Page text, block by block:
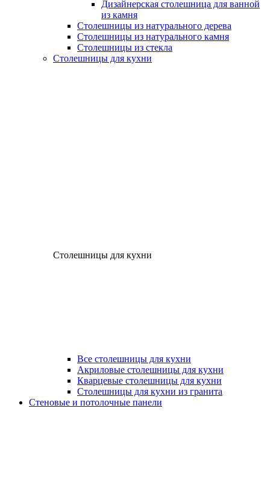
Дизайнерская столешница для ванной
из камня
Столешницы из натурального дерева
Столешницы из натурального камня
Столешницы из стекла
Столешницы для кухни
Столешницы для кухни
Все столешницы для кухни
Акриловые столешницы для кухни
Кварцевые столешницы для кухни
Столешницы для кухни из гранита
Стеновые и потолочные панели